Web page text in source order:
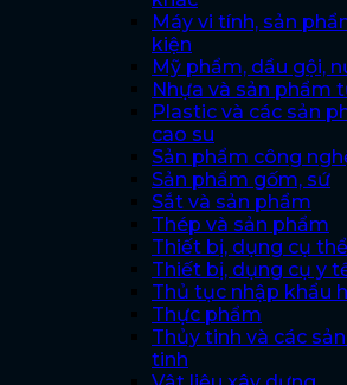
Máy vi tính, sản
kiện
Mỹ phẩm, dầu gội,
Nhựa và sản phẩm
Plastic và các sản
cao su
Sản phẩm công
Sản phẩm gốm, sứ
Sắt và sản phẩm
Thép và sản phẩm
Thiết bị, dụng cụ
Thiết bị, dụng cụ y
Thủ tục nhập khẩu
Thực phẩm
Thủy tinh và các
tinh